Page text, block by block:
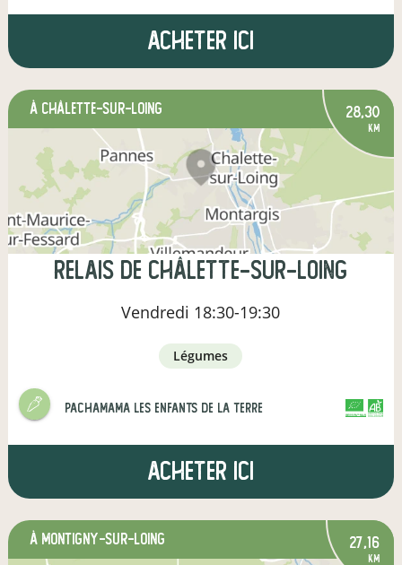
Acheter ici
à Châlette-sur-Loing 28,30
km
Relais de Châlette-sur-Loing
Vendredi 18:30-19:30
légumes
Pachamama les enfants de la terre
Acheter ici
à Montigny-sur-Loing 27,16
km